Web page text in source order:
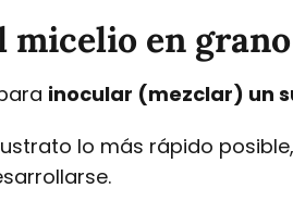
micelio en
inocular (mezclar) un
lo más rápido